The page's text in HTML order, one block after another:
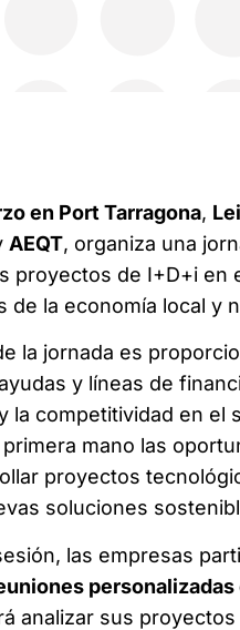
en Port Tarragona,
AEQT, organiza una
proyectos de I+D+i en
de la economía local y
la jornada es
y líneas de
la competitividad en el
mano las
proyectos
soluciones
las empresas
analizar sus